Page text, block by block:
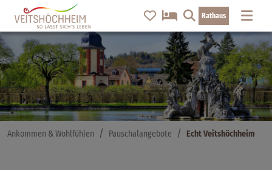
Rathaus
Ankommen & Wohlfühlen Pauschalangebote Echt Veitshöchheim